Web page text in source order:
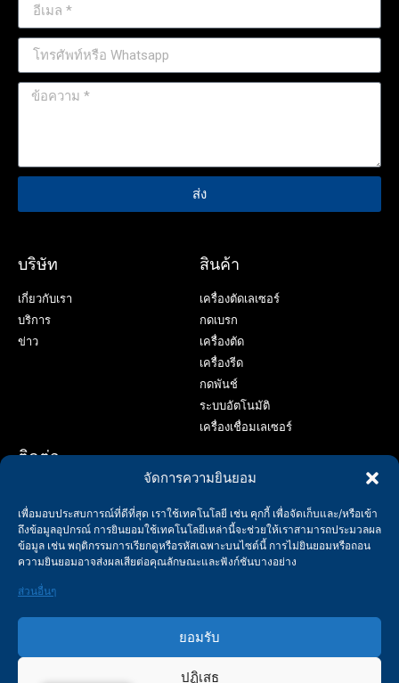
จัดการความยินยอม
เพื่อมอบประสบการณ์ที่ดีที่สุด เราใช้เทคโนโลยี เช่น คุกกี้ เพื่อจัดเก็บและ/หรือเข้า
ถึงข้อมูลอุปกรณ์ การยินยอมใช้เทคโนโลยีเหล่านี้จะช่วยให้เราสามารถประมวลผล
ข้อมูล เช่น พฤติกรรมการเรียกดูหรือรหัสเฉพาะบนไซต์นี้ การไม่ยินยอมหรือถอน
ความยินยอมอาจส่งผลเสียต่อคุณลักษณะและฟังก์ชันบางอย่าง
ส่วนอื่นๆ
ยอมรับ
ปฏิเสธ
ส่ง
บริษัท
เกี่ยวกับเรา
บริการ
ข่าว
สินค้า
เครื่องตัดเลเซอร์
กดเบรก
เครื่องตัด
เครื่องรีด
กดพันช์
ระบบอัตโนมัติ
เครื่องเชื่อมเลเซอร์
ติดต่อ
info@shenchong.com
ถนน Tianshun, สวนอุตสาหกรรม Yangshan, อู๋ซี, มณฑลเจียงซู,
จีน 214156